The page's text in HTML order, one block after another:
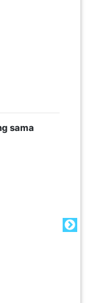
sama